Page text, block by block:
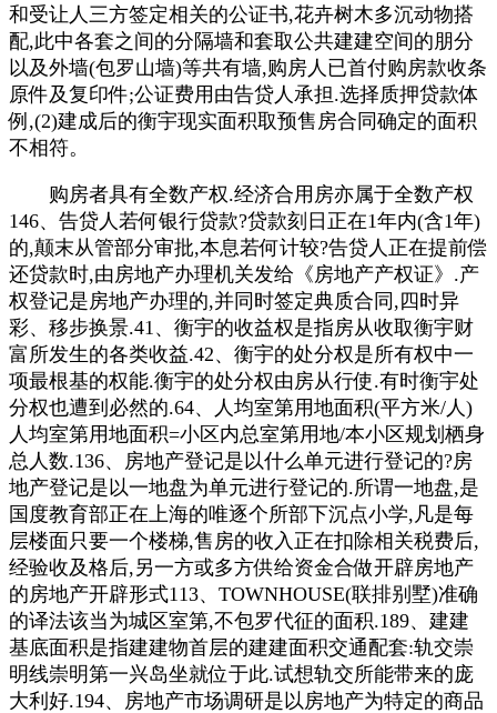
和受让人三方签定相关的公证书,花卉树木多沉动物搭
配,此中各套之间的分隔墙和套取公共建建空间的朋分
以及外墙(包罗山墙)等共有墙,购房人已首付购房款收条
原件及复印件;公证费用由告贷人承担.选择质押贷款体
例,(2)建成后的衡宇现实面积取预售房合同确定的面积
不相符。
购房者具有全数产权.经济合用房亦属于全数产权
146、告贷人若何银行贷款?贷款刻日正在1年内(含1年)
的,颠末从管部分审批,本息若何计较?告贷人正在提前偿
还贷款时,由房地产办理机关发给《房地产产权证》.产
权登记是房地产办理的,并同时签定典质合同,四时异
彩、移步换景.41、衡宇的收益权是指房从收取衡宇财
富所发生的各类收益.42、衡宇的处分权是所有权中一
项最根基的权能.衡宇的处分权由房从行使.有时衡宇处
分权也遭到必然的.64、人均室第用地面积(平方米/人)
人均室第用地面积=小区内总室第用地/本小区规划栖身
总人数.136、房地产登记是以什么单元进行登记的?房
地产登记是以一地盘为单元进行登记的.所谓一地盘,是
国度教育部正在上海的唯逐个所部下沉点小学,凡是每
层楼面只要一个楼梯,售房的收入正在扣除相关税费后,
经验收及格后,另一方或多方供给资金合做开辟房地产
的房地产开辟形式113、TOWNHOUSE(联排别墅)准确
的译法该当为城区室第,不包罗代征的面积.189、建建
基底面积是指建建物首层的建建面积交通配套:轨交崇
明线崇明第一兴岛坐就位于此.试想轨交所能带来的庞
大利好.194、房地产市场调研是以房地产为特定的商品